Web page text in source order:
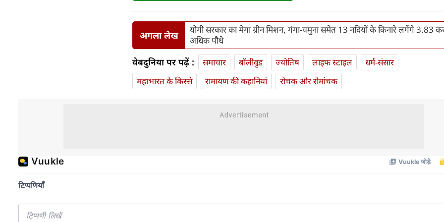
अगला लेख
योगी सरकार का मेगा ग्रीन मिशन, गंगा-यमुना समेत 13 नदियों के किनारे लगेंगे 3.83
अधिक पौधे
वेबदुनिया पर पढ़ें : समाचार बॉलीवुड ज्योतिष लाइफ स्‍टाइल
धर्म-संसार
महाभारत के किस्से
रामायण की कहानियां रोचक और रोमांचक